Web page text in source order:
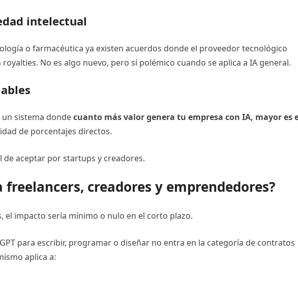
intelectual
o farmacéutica ya existen acuerdos donde el proveedor tecnológico
No es algo nuevo, pero sí polémico cuando se aplica a IA general.
sistema dondecuanto más valor genera tu empresa con IA, mayor es
de porcentajes directos.
de aceptar por startups y creadores.
freelancers, creadores y emprendedores?
el impacto sería mínimo o nulo en el corto plazo.
para escribir, programar o diseñar no entra en la categoría de contratos
aplica a: